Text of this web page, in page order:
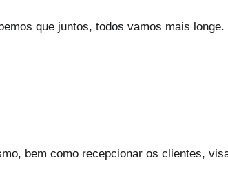
que juntos, todos vamos mais longe.
bem como recepcionar os clientes,